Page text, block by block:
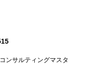
ンサルティングマスタ